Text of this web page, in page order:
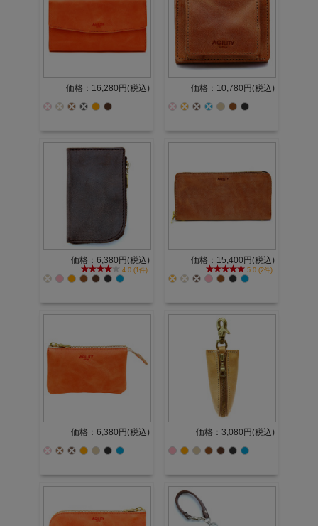
価格：16,280円(税込) 価格：10,780円(税込)
価格：6,380円(税込)
4.0 (1件)
価格：15,400円(税込)
5.0 (2件)
価格：6,380円(税込) 価格：3,080円(税込)